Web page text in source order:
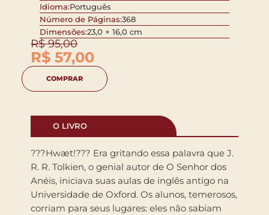
Idioma:Português
Número de Páginas:368
Dimensões:23,0 × 16,0 cm
R$95,00
R$ 57,00
COMPRAR
O LIVRO
???Hwæt!??? Era gritando essa palavra que J.
R. R. Tolkien, o genial autor de O Senhor dos
Anéis, iniciava suas aulas de inglês antigo na
Universidade de Oxford. Os alunos, temerosos,
corriam para seus lugares: eles não sabiam